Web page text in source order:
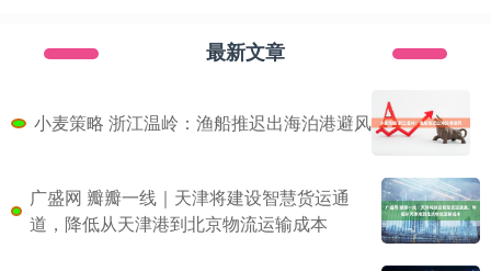
最新文章
小麦策略 浙江温岭：渔船推迟出海泊港避风
广盛网 瓣瓣一线｜天津将建设智慧货运通
道，降低从天津港到北京物流运输成本